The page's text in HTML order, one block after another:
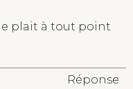
plait à tout point
Réponse